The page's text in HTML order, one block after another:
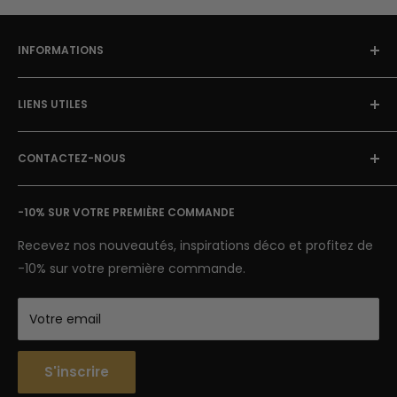
cm.
INFORMATIONS
À Propos
Blog Street Art
Politique de Retour
Mentions Légales & CGU
Conditions Générales de Vente
LIENS UTILES
FAQ
Avis clients
Suivi de colis
Nous contacter
CONTACTEZ-NOUS
E-mail: contact@street-art-galerie.com
7 jours sur 7
Semaine : 9h-18h | Week-end 9h-12h
-10% SUR VOTRE PREMIÈRE COMMANDE
Recevez nos nouveautés, inspirations déco et profitez de
-10% sur votre première commande.
Votre email
S'inscrire